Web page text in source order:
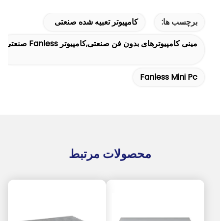
برچسب ها:
کامپیوتر تعبیه شده صنعتی
مینی کامپیوترهای بدون فن صنعتی,کامپیوتر Fanless صنعتی
Fanless Mini Pc
محصولات مرتبط